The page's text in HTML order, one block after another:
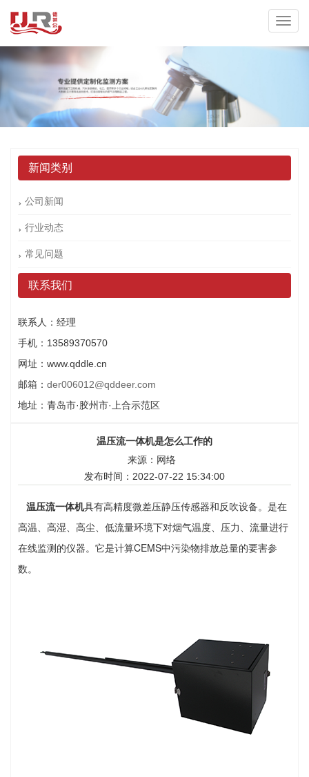
新闻类别
公司新闻
行业动态
常见问题
联系我们
联系人：经理
手机：13589370570
网址：www.qddle.cn
邮箱： der006012@qddeer.com
地址：青岛市·胶州市·上合示范区
温压流一体机是怎么工作的
来源：网络
发布时间：2022-07-22 15:34:00
温压流一体机具有高精度微差压静压传感器和反吹设备。是在
高温、高湿、高尘、低流量环境下对烟气温度、压力、流量进行
在线监测的仪器。它是计算CEMS中污染物排放总量的要害参
数。